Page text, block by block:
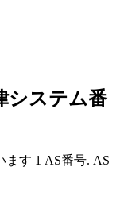
システム番
ます 1 AS番号. AS